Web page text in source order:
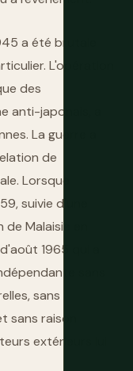
a été brutale
L'opération
des
anti-japonais, a
La guerre a
de
Lorsque
suivie d'une
Malaisie en
1965 qui a
sans
sans
raison
extérieurs lui